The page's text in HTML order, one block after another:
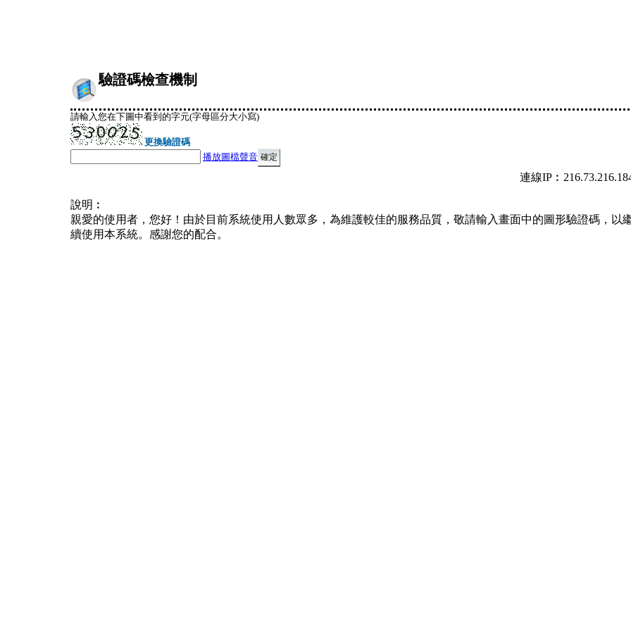
驗證碼檢查機制
請輸入您在下圖中看到的字元(字母區分大小寫)
更換驗證碼
播放圖檔聲音
連線
說明︰
親愛的使用者，您好！由於目前系統使用人數眾多，為維護較佳的服務品質，敬請輸入畫面中的圖形驗證碼，以
續使用本系統。感謝您的配合。